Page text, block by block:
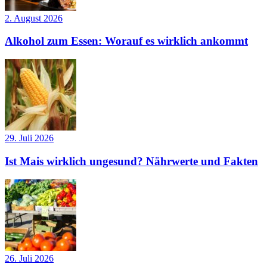
2. August 2026
Alkohol zum Essen: Worauf es wirklich ankommt
29. Juli 2026
Ist Mais wirklich ungesund? Nährwerte und Fakten
26. Juli 2026